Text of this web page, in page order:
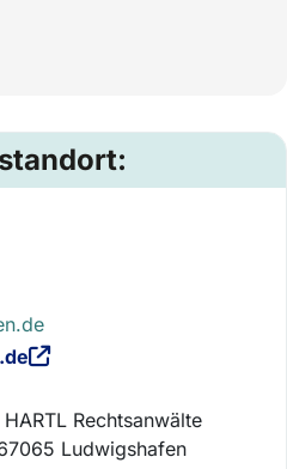
HARTL Rechtsanwälte
Ludwigshafen